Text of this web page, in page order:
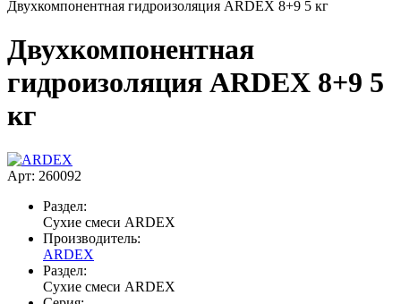
Двухкомпонентная гидроизоляция ARDEX 8+9 5 кг
Двухкомпонентная
гидроизоляция ARDEX 8+9 5
кг
Арт: 260092
Раздел:
Сухие смеси ARDEX
Производитель:
ARDEX
Раздел:
Сухие смеси ARDEX